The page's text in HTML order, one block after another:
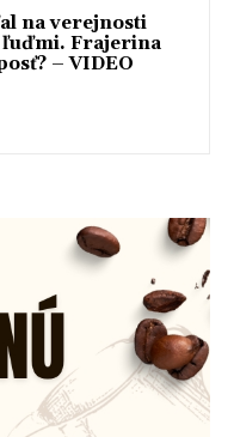
na verejnosti
Frajerina
– VIDEO